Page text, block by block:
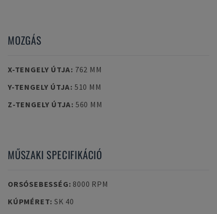
MOZGÁS
X-TENGELY ÚTJA: 762 MM
Y-TENGELY ÚTJA: 510 MM
Z-TENGELY ÚTJA: 560 MM
MŰSZAKI SPECIFIKÁCIÓ
ORSÓSEBESSÉG: 8000 RPM
KÚPMÉRET: SK 40